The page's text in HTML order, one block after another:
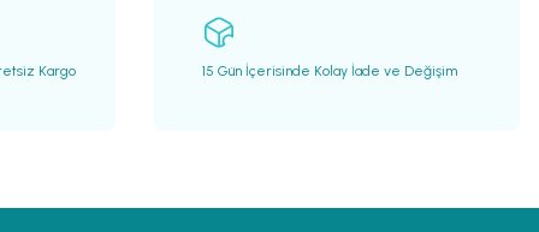
Kargo 15 Gün İçerisinde Kolay İade ve Değişim